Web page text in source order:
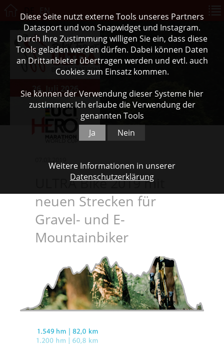
26. Juli 2026
ULTRA Bike 2019 mit
neuen Strecken für
Gravel- und E-
Mountainbiker
Diese Seite nutzt externe Tools unseres Partners
Datasport und von Snapwidget und Instagram.
Durch Ihre Zustimmung willigen Sie ein, dass diese
Tools geladen werden dürfen. Dabei können Daten
an Drittanbieter übertragen werden und evtl. auch
Cookies zum Einsatz kommen.
Sie können der Verwendung dieser Systeme hier
zustimmen: Ich erlaube die Verwendung der
genannten Tools
Ja
Nein
Weitere Informationen in unserer
Datenschutzerklärung